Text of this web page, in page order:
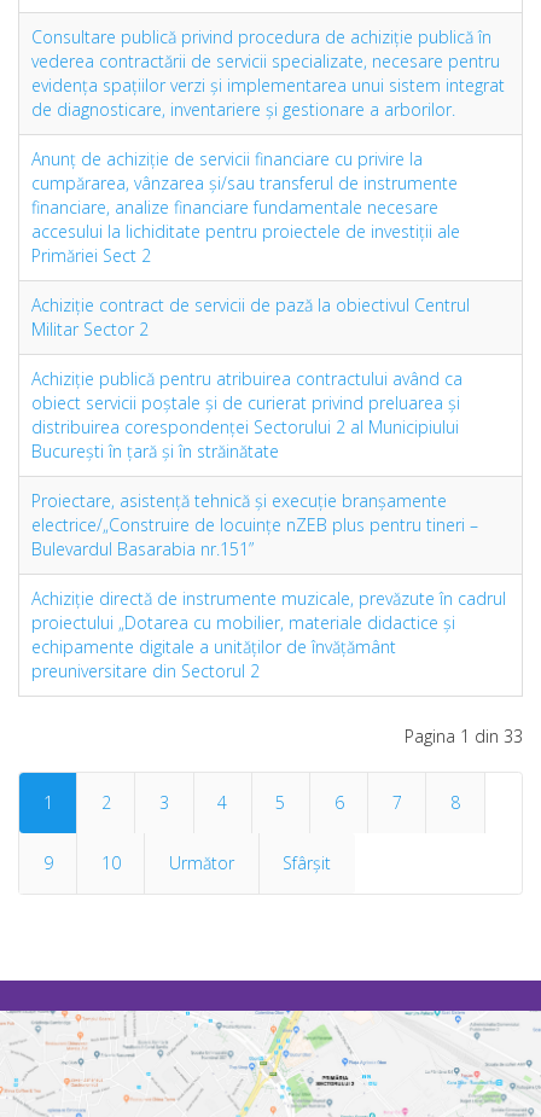
Consultare publică privind procedura de achiziție publică în
vederea contractării de servicii specializate, necesare pentru
evidența spațiilor verzi şi implementarea unui sistem integrat
de diagnosticare, inventariere și gestionare a arborilor.
Anunţ de achiziţie de servicii financiare cu privire la
cumpărarea, vânzarea şi/sau transferul de instrumente
financiare, analize financiare fundamentale necesare
accesului la lichiditate pentru proiectele de investiţii ale
Primăriei Sect 2
Achiziţie contract de servicii de pază la obiectivul Centrul
Militar Sector 2
Achiziţie publică pentru atribuirea contractului având ca
obiect servicii poștale și de curierat privind preluarea și
distribuirea corespondenței Sectorului 2 al Municipiului
București în țară și în străinătate
Proiectare, asistenţă tehnică şi execuţie branşamente
electrice/„Construire de locuinţe nZEB plus pentru tineri –
Bulevardul Basarabia nr.151”
Achiziţie directă de instrumente muzicale, prevăzute în cadrul
proiectului „Dotarea cu mobilier, materiale didactice şi
echipamente digitale a unităţilor de învăţământ
preuniversitare din Sectorul 2
Pagina 1 din 33
1 2 3 4 5 6 7 8
9 10 Următor Sfârșit